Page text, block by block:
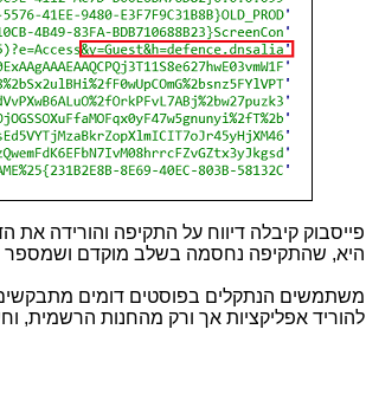
פייסבוק קיבלה דיווח על התקיפה והורידה את
היא, שהתקיפה נחסמה בשלב מוקדם ושמספר
משתמשים הנתקלים בפוסטים דומים
להוריד אפליקציות אך ורק מהחנות הרשמית,